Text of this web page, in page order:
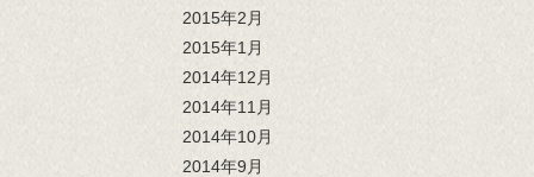
2015年2月
2015年1月
2014年12月
2014年11月
2014年10月
2014年9月